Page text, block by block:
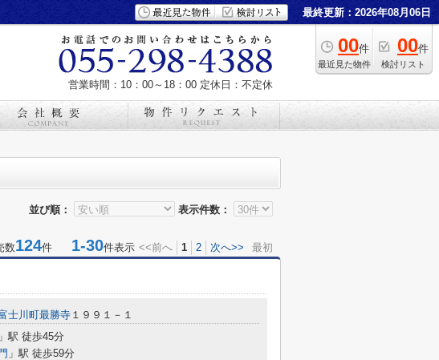
最終更新：2026年08月06日
00件
最近見た物件
00件
検討リスト
営業時間：10：00～18：00 定休日：不定休
並び順： 表示件数：
数124件 1-30件表示 <<前へ 1 2 次へ>> 最初
士川町最勝寺 １９９１－１
」駅 徒歩45分
」駅 徒歩59分